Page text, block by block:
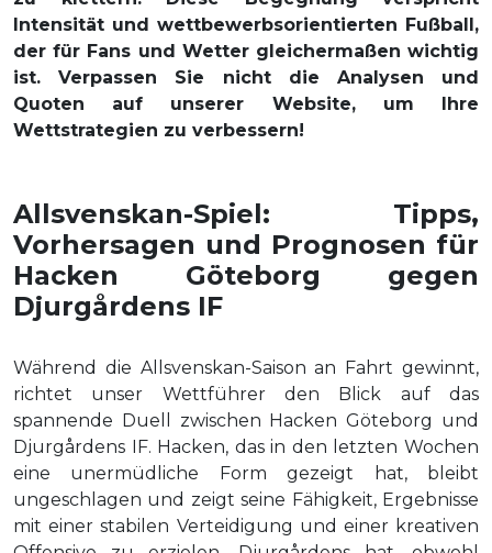
Intensität und wettbewerbsorientierten Fußball,
der für Fans und Wetter gleichermaßen wichtig
ist. Verpassen Sie nicht die Analysen und
Quoten auf unserer Website, um Ihre
Wettstrategien zu verbessern!
Allsvenskan-Spiel: Tipps,
Vorhersagen und Prognosen für
Hacken Göteborg gegen
Djurgårdens IF
Während die Allsvenskan-Saison an Fahrt gewinnt,
richtet unser Wettführer den Blick auf das
spannende Duell zwischen Hacken Göteborg und
Djurgårdens IF. Hacken, das in den letzten Wochen
eine unermüdliche Form gezeigt hat, bleibt
ungeschlagen und zeigt seine Fähigkeit, Ergebnisse
mit einer stabilen Verteidigung und einer kreativen